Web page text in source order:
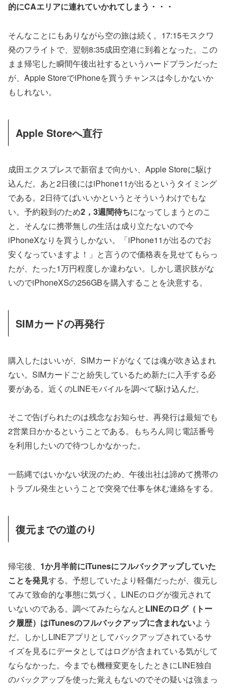
的にCAエリアに連れていかれてしまう・・・
そんなことにもありながら空の旅は続く。17:15モスクワ
発のフライトで、翌朝8:35成田空港に到着となった。この
まま帰宅した瞬間午後出社するというハードプランだった
が、Apple StoreでiPhoneを買うチャンスは今しかないか
もしれない。
Apple Storeへ直行
成田エクスプレスで新宿まで向かい、Apple Storeに駆け
込んだ。あと2日後にはiPhone11が出るというタイミング
である。2日待てばいいかというとそういうわけでもな
い。予約殺到のため2，3週間待ちになってしまうとのこ
と。そんなに携帯無しの生活は成り立たないので今
iPhoneXなりを買うしかない。「iPhone11が出るのでお
安くなっていますよ！」と言うので価格表を見せてもらっ
たが、たった1万円程度しか違わない。しかし選択肢がな
いのでiPhoneXSの256GBを購入することを決意する。
SIMカードの再発行
購入したはいいが、SIMカードがなくては魂が吹き込まれ
ない。SIMカードごと紛失しているため新たに入手する必
要がある。近くのLINEモバイルを調べて駆け込んだ。
そこで告げられたのは残念なお知らせ。再発行は最短でも
2営業日かかるということである。もちろん同じ電話番号
を利用したいので待つしかなかった。
一筋縄ではいかない状況のため、午後出社は諦めて携帯の
トラブル発生ということで突発で仕事を休む連絡をする。
復元までの道のり
帰宅後、 1か月半前にiTunesにフルバックアップしていた
ことを発見する。予想していたより軽傷だったが、復元し
てみて致命的な事態に気づく。LINEのログが復元されて
いないのである。調べてみたらなんとLINEのログ（トー
ク履歴）はiTunesのフルバックアップに含まれないよう
だ。しかしLINEアプリとしてバックアップされているサ
イズを見るにデータとしてはログが含まれている気がして
ならなかった。今までも機種変更をしたときにLINE独自
のバックアップを使った覚えもないのでその疑いは強まっ